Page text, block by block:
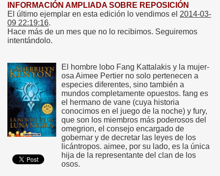
INFORMACIÓN AMPLIADA SOBRE REPOSICIÓN
El último ejemplar en esta edición lo vendimos el 2014-03-
09 22:19:16.
Hace más de un mes que no lo recibimos. Seguiremos
intentándolo.
El hombre lobo Fang Kattalakis y la mujer-
osa Aimee Pertier no solo pertenecen a
especies diferentes, sino también a
mundos completamente opuestos. fang es
el hermano de vane (cuya historia
conocimos en el juego de la noche) y fury,
que son los miembros más poderosos del
omegrion, el consejo encargado de
gobernar y de decretar las leyes de los
licántropos. aimee, por su lado, es la única
hija de la representante del clan de los
osos.